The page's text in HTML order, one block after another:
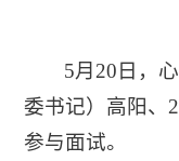
5月20日，
委书记）高阳、
参与面试。